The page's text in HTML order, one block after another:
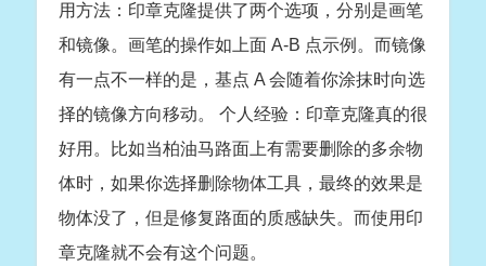
用方法：印章克隆提供了两个选项，分别是画笔
和镜像。画笔的操作如上面 A-B 点示例。而镜像
有一点不一样的是，基点 A 会随着你涂抹时向选
择的镜像方向移动。 个人经验：印章克隆真的很
好用。比如当柏油马路面上有需要删除的多余物
体时，如果你选择删除物体工具，最终的效果是
物体没了，但是修复路面的质感缺失。而使用印
章克隆就不会有这个问题。